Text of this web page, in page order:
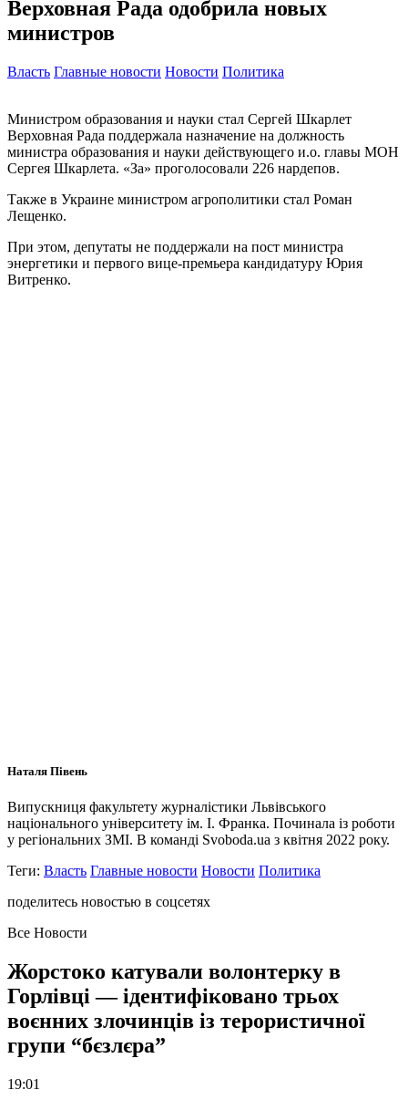
Верховная Рада одобрила новых
министров
Власть Главные новости Новости Политика
Министром образования и науки стал Сергей Шкарлет
Верховная Рада поддержала назначение на должность
министра образования и науки действующего и.о. главы МОН
Сергея Шкарлета. «За» проголосовали 226 нардепов.
Также в Украине министром агрополитики стал Роман
Лещенко.
При этом, депутаты не поддержали на пост министра
энергетики и первого вице-премьера кандидатуру Юрия
Витренко.
Наталя Півень
Випускниця факультету журналістики Львівського
національного університету ім. І. Франка. Починала із роботи
у регіональних ЗМІ. В команді Svoboda.ua з квітня 2022 року.
Теги: Власть Главные новости Новости Политика
поделитесь новостью в соцсетях
Все Новости
Жорстоко катували волонтерку в
Горлівці — ідентифіковано трьох
воєнних злочинців із терористичної
групи “бєзлєра”
19:01